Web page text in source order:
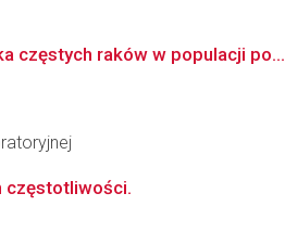
częstych raków w populacji po...
częstotliwości.